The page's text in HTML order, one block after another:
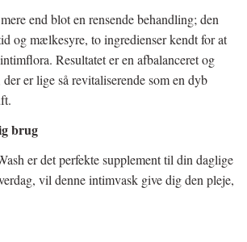
end blot en rensende behandling; den
og mælkesyre, to ingredienser kendt for at
Resultatet er en afbalanceret og
er lige så revitaliserende som en dyb
brug
er det perfekte supplement til din daglige
vil denne intimvask give dig den pleje,